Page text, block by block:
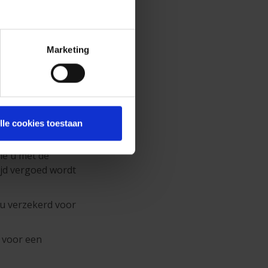
Marketing
cookies toestaan
rijden.
is. Dat is
u met de
vergoed wordt
verzekerd voor
een